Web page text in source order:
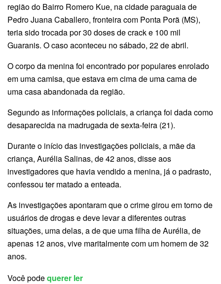
região do Bairro Romero Kue, na cidade paraguaia de
Pedro Juana Caballero, fronteira com Ponta Porã (MS),
teria sido trocada por 30 doses de crack e 100 mil
Guaranis. O caso aconteceu no sábado, 22 de abril.
O corpo da menina foi encontrado por populares enrolado
em uma camisa, que estava em cima de uma cama de
uma casa abandonada da região.
Segundo as informações policiais, a criança foi dada como
desaparecida na madrugada de sexta-feira (21).
Durante o início das investigações policiais, a mãe da
criança, Aurélia Salinas, de 42 anos, disse aos
investigadores que havia vendido a menina, já o padrasto,
confessou ter matado a enteada.
As investigações apontaram que o crime girou em torno de
usuários de drogas e deve levar a diferentes outras
situações, uma delas, a de que uma filha de Aurélia, de
apenas 12 anos, vive maritalmente com um homem de 32
anos.
Você podequerer ler